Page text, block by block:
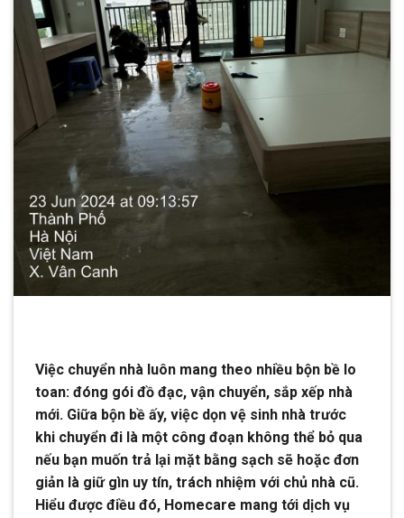
Việc chuyển nhà luôn mang theo nhiều bộn bề lo
toan: đóng gói đồ đạc, vận chuyển, sắp xếp nhà
mới. Giữa bộn bề ấy, việc dọn vệ sinh nhà trước
khi chuyển đi là một công đoạn không thể bỏ qua
nếu bạn muốn trả lại mặt bằng sạch sẽ hoặc đơn
giản là giữ gìn uy tín, trách nhiệm với chủ nhà cũ.
Hiểu được điều đó, Homecare mang tới dịch vụ